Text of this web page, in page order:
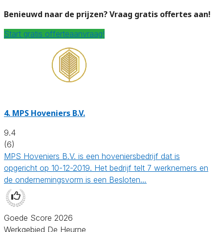
Benieuwd naar de prijzen? Vraag gratis offertes aan!
Start gratis offerteaanvraag!
4. MPS Hoveniers B.V.
9.4
(6)
MPS Hoveniers B.V. is een hoveniersbedrijf dat is
opgericht op 10-12-2019. Het bedrijf telt 7 werknemers en
de ondernemingsvorm is een Besloten…
Goede Score 2026
Werkgebied De Heurne